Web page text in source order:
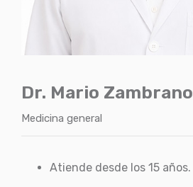
Dr. Mario Zambrano
Medicina general
Atiende desde los 15 años.